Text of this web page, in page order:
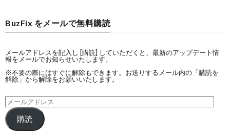
BuzFix をメールで無料購読
メールアドレスを記入し [購読] していただくと、最新のアップデート情
報をメールでお知らせいたします。
※不要の際にはすぐに解除もできます。お送りするメール内の「購読を
解除」から解除をお願いいたします。
購読